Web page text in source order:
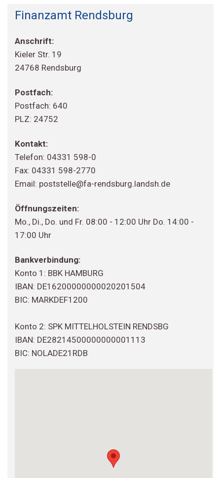
Finanzamt Rendsburg
Anschrift:
Kieler Str. 19
24768 Rendsburg
Postfach:
Postfach: 640
PLZ: 24752
Kontakt:
Telefon: 04331 598-0
Fax: 04331 598-2770
Email: poststelle@fa-rendsburg.landsh.de
Öffnungszeiten:
Mo., Di., Do. und Fr. 08:00 - 12:00 Uhr Do. 14:00 -
17:00 Uhr
Bankverbindung:
Konto 1: BBK HAMBURG
IBAN: DE16200000000020201504
BIC: MARKDEF1200
Konto 2: SPK MITTELHOLSTEIN RENDSBG
IBAN: DE28214500000000001113
BIC: NOLADE21RDB